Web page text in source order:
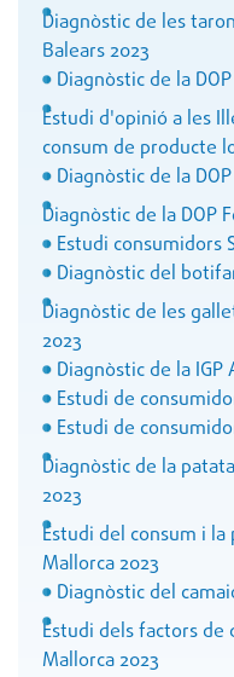
Diagnòstic de les
Balears 2023
Diagnòstic de la
Estudi d'opinió a les
consum de producte
Diagnòstic de la
Diagnòstic de la DOP
Estudi consumidors
Diagnòstic del
Diagnòstic de les
2023
Diagnòstic de la
Estudi de
Estudi de
Diagnòstic de la
2023
Estudi del consum i
Mallorca 2023
Diagnòstic del
Estudi dels factors
Mallorca 2023